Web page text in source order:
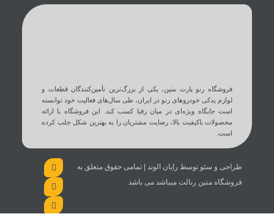
فروشگاه رنو پارت متین، یکی از بزرگ‌ترین تأمین‌کنندگان قطعات و
لوازم یدکی خودروهای رنو در ایران، طی سال‌های فعالیت خود توانسته
است جایگاه ویژه‌ای در میان رقبا کسب کند. این فروشگاه با ارائه
محصولات باکیفیت بالا، رضایت مشتریان را به بهترین شکل جلب کرده
است.
طراحی و سئو توسط رایان الوند | تمامی حقوق متعلق به
فروشگاه متین رنالت میباشد می باشد